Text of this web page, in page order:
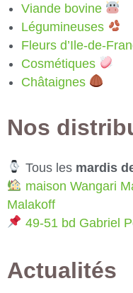
Viande bovine
Légumineuses
Fleurs d’Ile-de-
Cosmétiques
Châtaignes
Nos
Tous lesmardis
maison Wangari
Malakoff
49-51 bd Gabriel
Actualités